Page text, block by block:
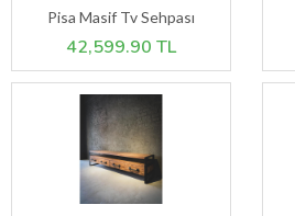
Pisa Masif Tv Sehpası
42,599.90 TL